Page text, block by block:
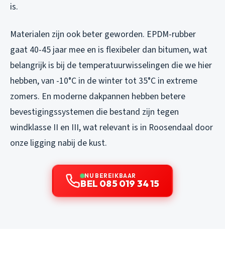
is.
Materialen zijn ook beter geworden. EPDM-rubber
gaat 40-45 jaar mee en is flexibeler dan bitumen, wat
belangrijk is bij de temperatuurwisselingen die we hier
hebben, van -10°C in de winter tot 35°C in extreme
zomers. En moderne dakpannen hebben betere
bevestigingssystemen die bestand zijn tegen
windklasse II en III, wat relevant is in Roosendaal door
onze ligging nabij de kust.
NU BEREIKBAAR
BEL 085 019 34 15